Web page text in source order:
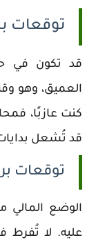
توقعات
قد تكون في
العميق، وهو
كنت عازبًا،
قد تُشعل
توقعات
الوضع
عليه. لا تُفرط